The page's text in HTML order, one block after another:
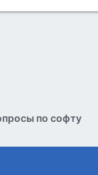
по софту